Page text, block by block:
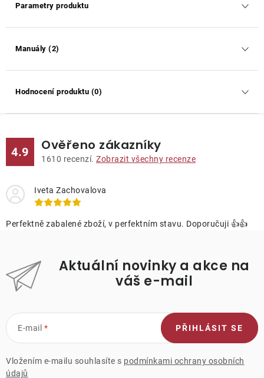
Parametry produktu
Manuály (2)
Hodnocení produktu (0)
4.9 Ověřeno zákazníky
1610 recenzí. Zobrazit všechny recenze
Iveta Zachovalova
Perfektně zabalené zboží, v perfektním stavu. Doporučuji 👍👍
Aktuální novinky a akce na
váš e-mail
E-mail
Vložením e-mailu souhlasíte s podmínkami ochrany osobních
údajů
PŘIHLÁSIT SE